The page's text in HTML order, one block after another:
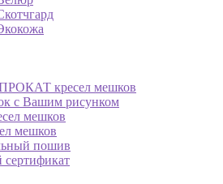
кресел мешков
с Вашим рисунком
мешков
мешков
пошив